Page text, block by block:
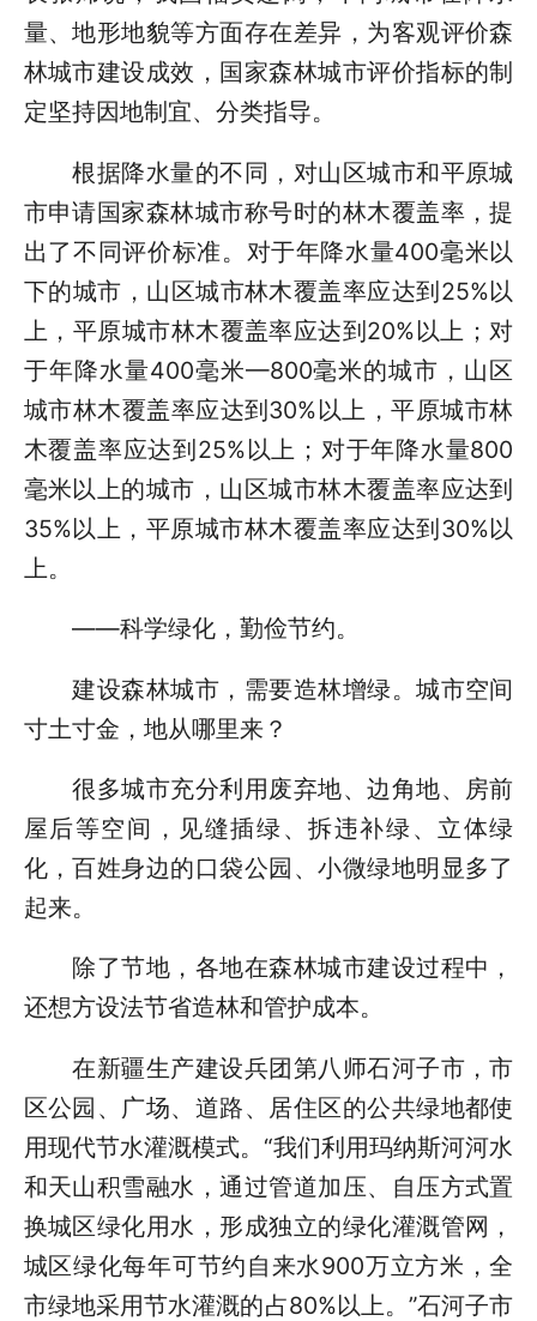
量、地形地貌等方面存在差异，为客观评价森
林城市建设成效，国家森林城市评价指标的制
定坚持因地制宜、分类指导。
根据降水量的不同，对山区城市和平原城
市申请国家森林城市称号时的林木覆盖率，提
出了不同评价标准。对于年降水量400毫米以
下的城市，山区城市林木覆盖率应达到25%以
上，平原城市林木覆盖率应达到20%以上；对
于年降水量400毫米—800毫米的城市，山区
城市林木覆盖率应达到30%以上，平原城市林
木覆盖率应达到25%以上；对于年降水量800
毫米以上的城市，山区城市林木覆盖率应达到
35%以上，平原城市林木覆盖率应达到30%以
上。
——科学绿化，勤俭节约。
建设森林城市，需要造林增绿。城市空间
寸土寸金，地从哪里来？
很多城市充分利用废弃地、边角地、房前
屋后等空间，见缝插绿、拆违补绿、立体绿
化，百姓身边的口袋公园、小微绿地明显多了
起来。
除了节地，各地在森林城市建设过程中，
还想方设法节省造林和管护成本。
在新疆生产建设兵团第八师石河子市，市
区公园、广场、道路、居住区的公共绿地都使
用现代节水灌溉模式。“我们利用玛纳斯河河水
和天山积雪融水，通过管道加压、自压方式置
换城区绿化用水，形成独立的绿化灌溉管网，
城区绿化每年可节约自来水900万立方米，全
市绿地采用节水灌溉的占80%以上。”石河子市